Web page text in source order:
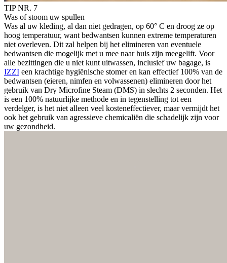
TIP NR. 7
Was of stoom uw spullen
Was al uw kleding, al dan niet gedragen, op 60° C en droog ze op
hoog temperatuur, want bedwantsen kunnen extreme temperaturen
niet overleven. Dit zal helpen bij het elimineren van eventuele
bedwantsen die mogelijk met u mee naar huis zijn meegelift. Voor
alle bezittingen die u niet kunt uitwassen, inclusief uw bagage, is
IZZI een krachtige hygiënische stomer en kan effectief 100% van de
bedwantsen (eieren, nimfen en volwassenen) elimineren door het
gebruik van Dry Microfine Steam (DMS) in slechts 2 seconden. Het
is een 100% natuurlijke methode en in tegenstelling tot een
verdelger, is het niet alleen veel kosteneffectiever, maar vermijdt het
ook het gebruik van agressieve chemicaliën die schadelijk zijn voor
uw gezondheid.